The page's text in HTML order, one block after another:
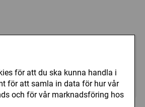
för att du ska kunna handla i
för att samla in data för hur vår
och för vår marknadsföring hos
10-14 vardagar